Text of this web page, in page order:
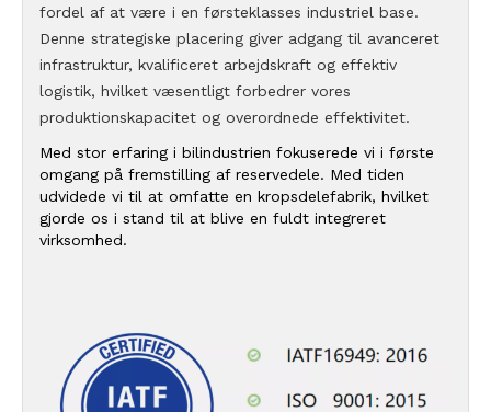
fordel af at være i en førsteklasses industriel base.
Denne strategiske placering giver adgang til avanceret
infrastruktur, kvalificeret arbejdskraft og effektiv
logistik, hvilket væsentligt forbedrer vores
produktionskapacitet og overordnede effektivitet.
Med stor erfaring i bilindustrien fokuserede vi i første
omgang på fremstilling af reservedele. Med tiden
udvidede vi til at omfatte en kropsdelefabrik, hvilket
gjorde os i stand til at blive en fuldt integreret
virksomhed.